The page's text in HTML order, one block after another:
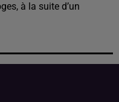
à la suite d’un